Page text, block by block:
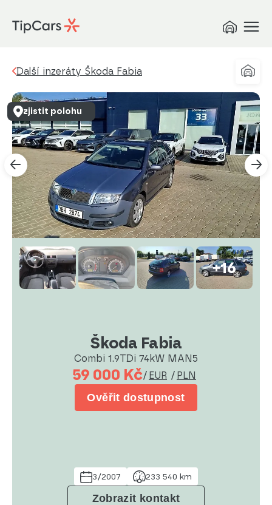
Další inzeráty Škoda Fabia
+16
Škoda Fabia
Combi 1.9TDi 74kW MAN5
59 000 Kč/ EUR / PLN
Ověřit dostupnost
3/2007 233 540 km
Zobrazit kontakt
zjistit polohu